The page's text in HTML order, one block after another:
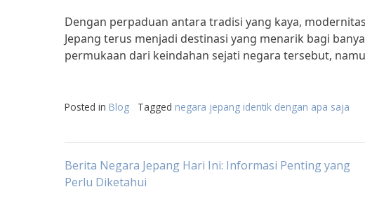
Dengan perpaduan antara tradisi yang kaya,
Jepang terus menjadi destinasi yang menarik bagi
permukaan dari keindahan sejati negara tersebut,
Posted in Blog Tagged negara jepang identik dengan apa saja
Post
Berita Negara Jepang Hari Ini: Informasi Penting yang
Perlu Diketahui